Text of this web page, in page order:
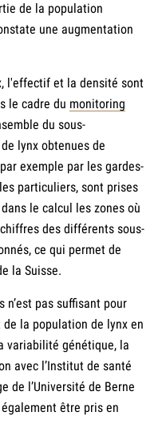
de la population
une augmentation
l'effectif et la densité sont
le cadre du monitoring
du sous-
lynx obtenues de
exemple par les gardes-
particuliers, sont prises
le calcul les zones où
des différents sous-
ce qui permet de
la Suisse.
pas suffisant pour
la population de lynx en
variabilité génétique, la
avec l’Institut de santé
de l’Université de Berne
être pris en